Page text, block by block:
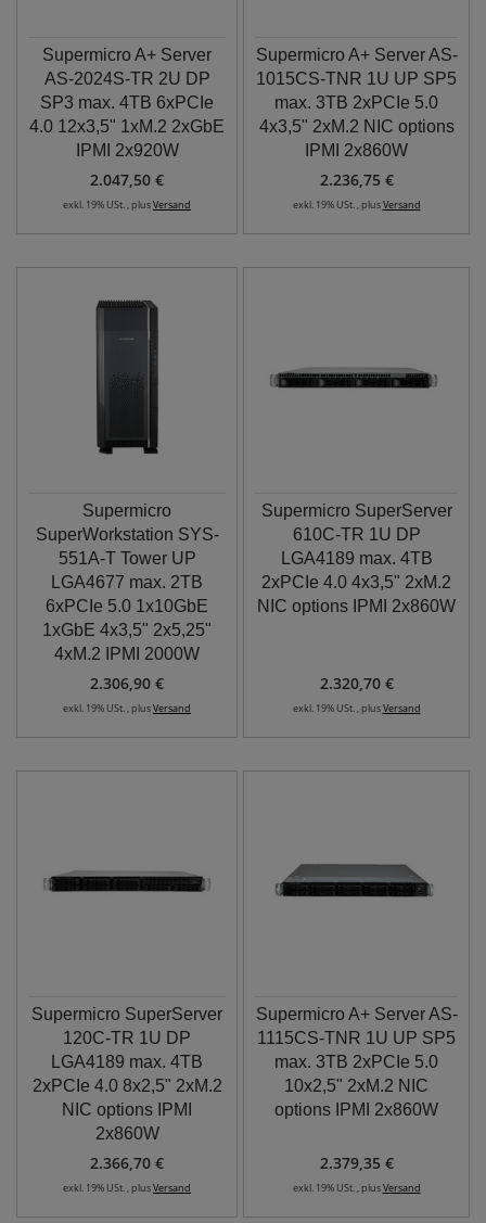
Supermicro A+ Server
AS-2024S-TR 2U DP
SP3 max. 4TB 6xPCIe
4.0 12x3,5" 1xM.2 2xGbE
IPMI 2x920W
2.047,50 €
exkl. 19% USt. , plusVersand
Supermicro A+ Server AS-
1015CS-TNR 1U UP SP5
max. 3TB 2xPCIe 5.0
4x3,5" 2xM.2 NIC options
IPMI 2x860W
2.236,75 €
exkl. 19% USt. , plusVersand
Supermicro
SuperWorkstation SYS-
551A-T Tower UP
LGA4677 max. 2TB
6xPCIe 5.0 1x10GbE
1xGbE 4x3,5" 2x5,25"
4xM.2 IPMI 2000W
2.306,90 €
exkl. 19% USt. , plusVersand
Supermicro SuperServer
610C-TR 1U DP
LGA4189 max. 4TB
2xPCIe 4.0 4x3,5" 2xM.2
NIC options IPMI 2x860W
2.320,70 €
exkl. 19% USt. , plusVersand
Supermicro SuperServer
120C-TR 1U DP
LGA4189 max. 4TB
2xPCIe 4.0 8x2,5" 2xM.2
NIC options IPMI
2x860W
2.366,70 €
exkl. 19% USt. , plusVersand
Supermicro A+ Server AS-
1115CS-TNR 1U UP SP5
max. 3TB 2xPCIe 5.0
10x2,5" 2xM.2 NIC
options IPMI 2x860W
2.379,35 €
exkl. 19% USt. , plusVersand